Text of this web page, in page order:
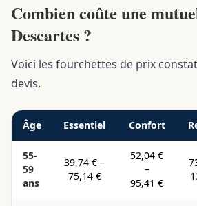
Combien coûte une
Descartes ?
Voici les fourchettes de prix
devis.
Âge Essentiel Confort
55-
59
ans
39,74 € –
75,14 €
52,04 €
–
95,41 €